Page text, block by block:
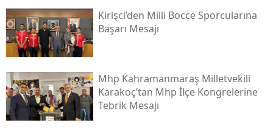
Kirişci’den Milli Bocce Sporcularına
Başarı Mesajı
Mhp Kahramanmaraş Milletvekili
Karakoç’tan Mhp İlçe Kongrelerine
Tebrik Mesajı